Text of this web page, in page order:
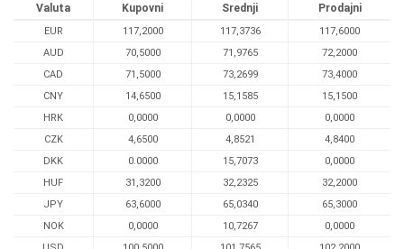
Valuta Kupovni Srednji Prodajni
EUR 117,2000 117,3736
117,6000
AUD
70,5000 71,9765
72,2000
CAD
71,5000 73,2699
73,4000
CNY
14,6500 15,1585
15,1500
HRK
0,0000 0,0000
0,0000
CZK
4,6500 4,8521
4,8400
DKK
0.0000 15,7073
0,0000
HUF
31,3200 32,2325
32,2000
JPY
63,6000 65,0340
65,3000
NOK
0,0000 10,7267
0,0000